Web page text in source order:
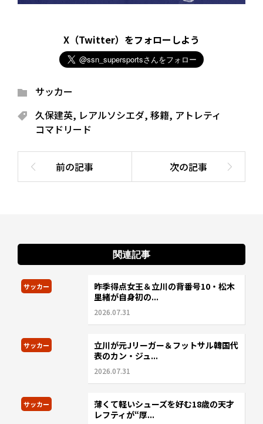
X（Twitter）をフォローしよう
サッカー
久保建英, レアルソシエダ, 移籍, アトレティ
コマドリード
関連記事
サッカー
昨季得点女王＆立川の背番号10・松木
里緒が自身初の...
2026.07.31
サッカー
立川が元Jリーガー＆フットサル韓国代
表のカン・ジュ...
2026.07.31
サッカー
薄くて軽いシューズを好む18歳の天才
レフティが“厚...